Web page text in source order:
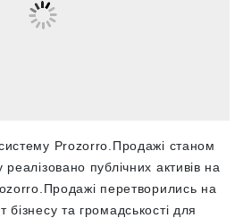
Prozorro.Продажі станом
публічних активів на
перетворились на
бізнесу та громадськості для